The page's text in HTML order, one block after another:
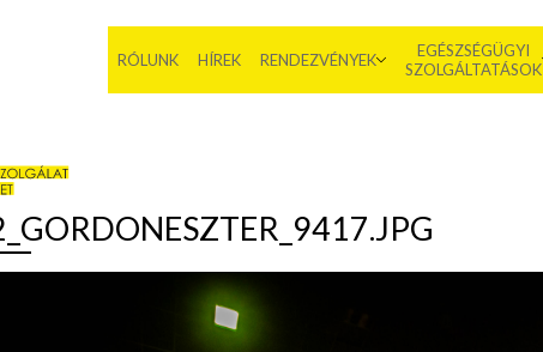
RÓLUNK HÍREK RENDEZVÉNYEK
EGÉSZSÉGÜGYI
SZOLGÁLTATÁSOK